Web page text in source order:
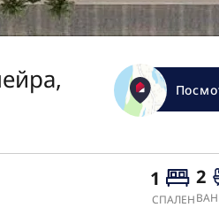
1
СПАЛЕН
2